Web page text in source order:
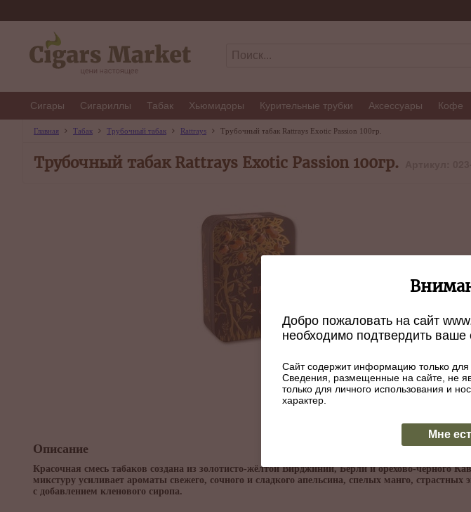
Сигары Сигариллы Табак Хьюмидоры Курительные трубки Аксессуары Кофе
Главная Табак Трубочный табак Rattrays Трубочный табак Rattrays Exotic Passion 100гр.
Трубочный табак Rattrays Exotic Passion 100гр.
Описание
Красочная смесь табаков создана из золотисто-жёлтой Вирджинии, Берли и орехово-чёрного
микстуру усиливает ароматы свежего, сочного и сладкого апельсина, спелых манго, страстных
с добавлением кленового сиропа.
Добро пожаловать на сайт
необходимо подтвердить ваше
Сайт содержит информацию только для
Сведения, размещенные на сайте, не
только для личного использования и
характер.
Мне